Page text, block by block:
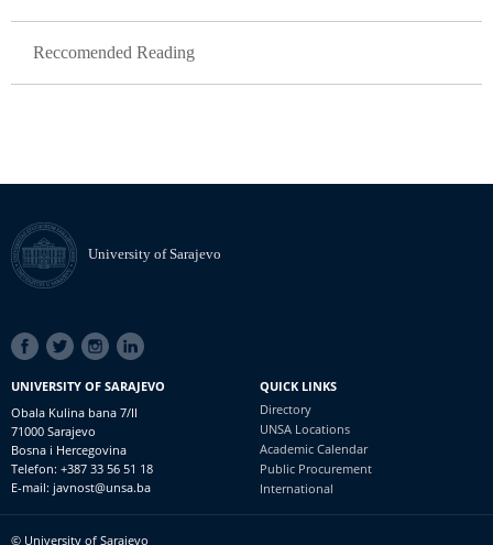
Reccomended Reading
University of Sarajevo
SOCIAL
LINKS
UNIVERSITY OF SARAJEVO
Obala Kulina bana 7/II
71000 Sarajevo
Bosna i Hercegovina
Telefon: +387 33 56 51 18
E-mail: javnost@unsa.ba
QUICK LINKS
Directory
UNSA Locations
Academic Calendar
Public Procurement
International
© University of Sarajevo